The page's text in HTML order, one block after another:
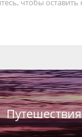
Путешествия